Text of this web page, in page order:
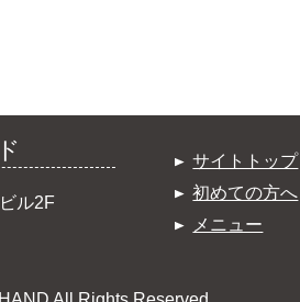
ル2F
サイトトップ
初めての方へ
メニュー